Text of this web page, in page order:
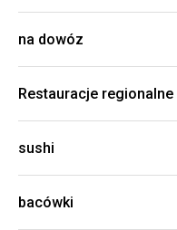
na dowóz
Restauracje regionalne
sushi
bacówki